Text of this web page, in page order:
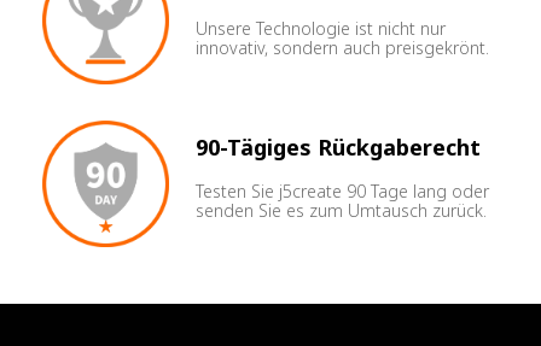
Unsere Technologie ist nicht nur
innovativ, sondern auch preisgekrönt.
90-Tägiges Rückgaberecht
Testen Sie j5create 90 Tage lang oder
senden Sie es zum Umtausch zurück.